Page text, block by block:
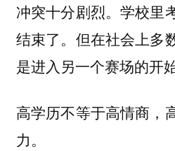
冲突十分剧烈。学校里
结束了。但在社会上多
是进入另一个赛场的开始
高学历不等于高情商，
力。